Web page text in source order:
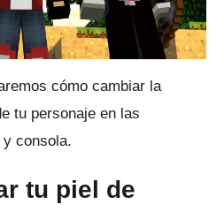
cómo cambiar la
tu personaje en las
consola.
tu piel de